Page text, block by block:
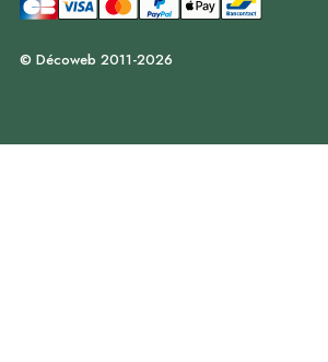
© Décoweb 2011-2026